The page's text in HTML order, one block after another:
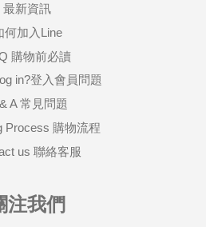
最新資訊
何加入Line
購物前必讀
in?登入會員問題
A 常見問題
Process 購物流程
us 聯絡客服
注我們